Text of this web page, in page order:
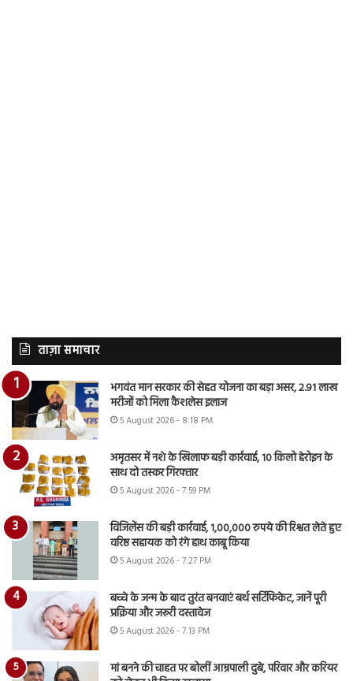
ताज़ा समाचार
भगवंत मान सरकार की सेहत योजना का बड़ा असर, 2.91 लाख
मरीजों को मिला कैशलेस इलाज
5 August 2026 - 8:18 PM
अमृतसर में नशे के खिलाफ बड़ी कार्रवाई, 10 किलो हेरोइन के
साथ दो तस्कर गिरफ्तार
5 August 2026 - 7:59 PM
विजिलेंस की बड़ी कार्रवाई, 1,00,000 रुपये की रिश्वत लेते हुए
वरिष्ठ सहायक को रंगे हाथ काबू किया
5 August 2026 - 7:27 PM
बच्चे के जन्म के बाद तुरंत बनवाएं बर्थ सर्टिफिकेट, जानें पूरी
प्रक्रिया और जरूरी दस्तावेज
5 August 2026 - 7:13 PM
मां बनने की चाहत पर बोलीं आम्रपाली दुबे, परिवार और करियर